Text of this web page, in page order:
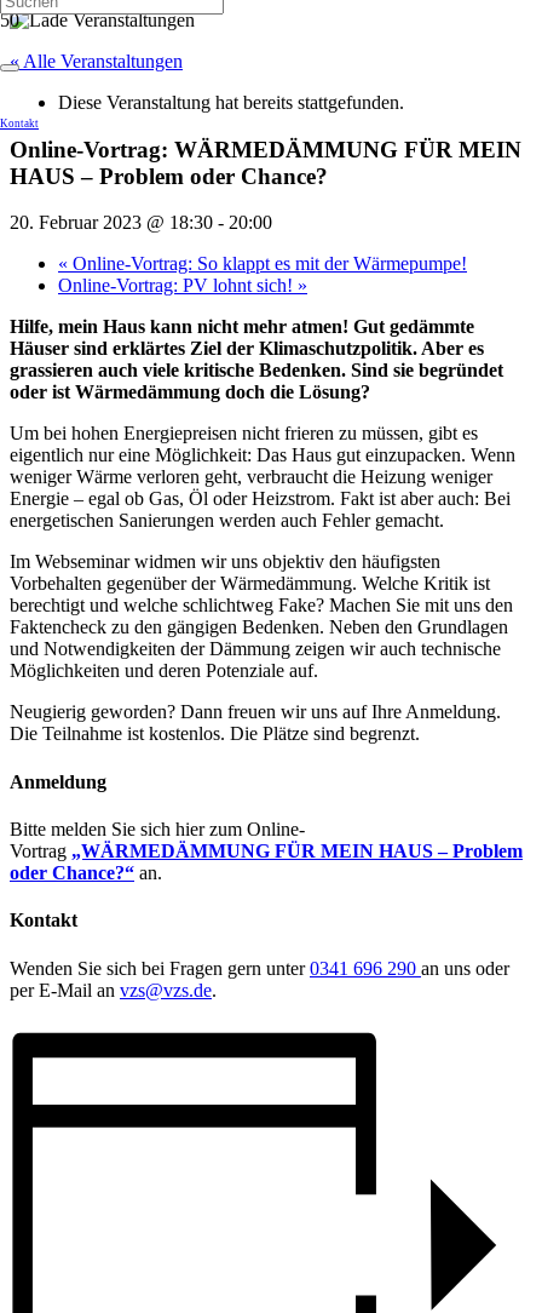
Kontakt
« Alle Veranstaltungen
Diese Veranstaltung hat bereits stattgefunden.
Online-Vortrag: WÄRMEDÄMMUNG FÜR MEIN
HAUS – Problem oder Chance?
20. Februar 2023 @ 18:30 - 20:00
« Online-Vortrag: So klappt es mit der Wärmepumpe!
Online-Vortrag: PV lohnt sich! »
Hilfe, mein Haus kann nicht mehr atmen! Gut gedämmte
Häuser sind erklärtes Ziel der Klimaschutzpolitik. Aber es
grassieren auch viele kritische Bedenken. Sind sie begründet
oder ist Wärmedämmung doch die Lösung?
Um bei hohen Energiepreisen nicht frieren zu müssen, gibt es
eigentlich nur eine Möglichkeit: Das Haus gut einzupacken. Wenn
weniger Wärme verloren geht, verbraucht die Heizung weniger
Energie – egal ob Gas, Öl oder Heizstrom. Fakt ist aber auch: Bei
energetischen Sanierungen werden auch Fehler gemacht.
Im Webseminar widmen wir uns objektiv den häufigsten
Vorbehalten gegenüber der Wärmedämmung. Welche Kritik ist
berechtigt und welche schlichtweg Fake? Machen Sie mit uns den
Faktencheck zu den gängigen Bedenken. Neben den Grundlagen
und Notwendigkeiten der Dämmung zeigen wir auch technische
Möglichkeiten und deren Potenziale auf.
Neugierig geworden? Dann freuen wir uns auf Ihre Anmeldung.
Die Teilnahme ist kostenlos. Die Plätze sind begrenzt.
Anmeldung
Bitte melden Sie sich hier zum Online-
Vortrag „WÄRMEDÄMMUNG FÜR MEIN HAUS – Problem
oder Chance?“ an.
Kontakt
Wenden Sie sich bei Fragen gern unter0341 696 290 an uns oder
per E-Mail an vzs@vzs.de.